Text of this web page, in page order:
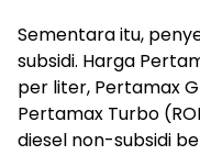
Sementara itu,
subsidi. Harga
per liter, Pertamax
Pertamax Turbo
diesel non-subsidi